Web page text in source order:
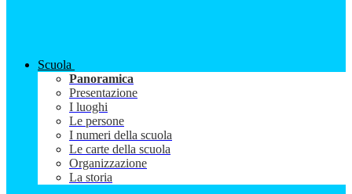
Scuola
Panoramica
Presentazione
I luoghi
Le persone
I numeri della scuola
Le carte della scuola
Organizzazione
La storia